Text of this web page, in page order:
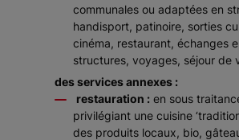
communales ou adaptées en
handisport, patinoire, sorties
cinéma, restaurant, échanges
structures, voyages, séjour de
des services annexes :
restauration : en sous
privilégiant une cuisine
des produits locaux, bio,